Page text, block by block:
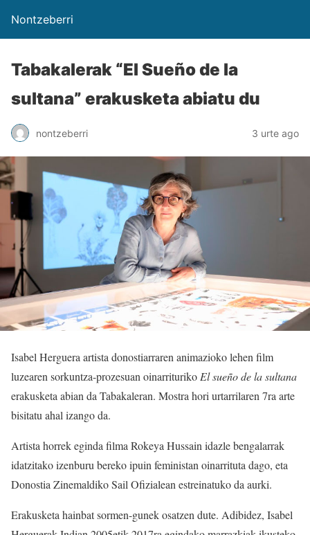
Nontzeberri
Tabakalerak “El Sueño de la
sultana” erakusketa abiatu du
nontzeberri 3 urte ago
Isabel Herguera artista donostiarraren animazioko lehen film
luzearen sorkuntza-prozesuan oinarriturikoEl sueño de la sultana
erakusketa abian da Tabakaleran. Mostra hori urtarrilaren 7ra arte
bisitatu ahal izango da.
Artista horrek eginda filma Rokeya Hussain idazle bengalarrak
idatzitako izenburu bereko ipuin feministan oinarrituta dago, eta
Donostia Zinemaldiko Sail Ofizialean estreinatuko da aurki.
Erakusketa hainbat sormen-gunek osatzen dute. Adibidez, Isabel